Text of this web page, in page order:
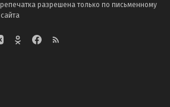
разрешена только по письменному